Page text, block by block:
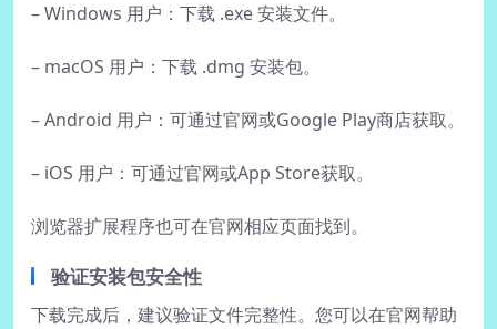
– Windows 用户：下载 .exe 安装文件。
– macOS 用户：下载 .dmg 安装包。
– Android 用户：可通过官网或Google Play商店获取。
– iOS 用户：可通过官网或App Store获取。
浏览器扩展程序也可在官网相应页面找到。
验证安装包安全性
下载完成后，建议验证文件完整性。您可以在官网帮助